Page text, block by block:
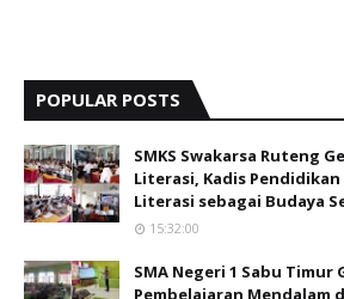
POPULAR POSTS
SMKS Swakarsa Ruteng
Literasi, Kadis
Literasi sebagai Budaya
15:32:00
SMA Negeri 1 Sabu Timur
Pembelajaran Mendalam